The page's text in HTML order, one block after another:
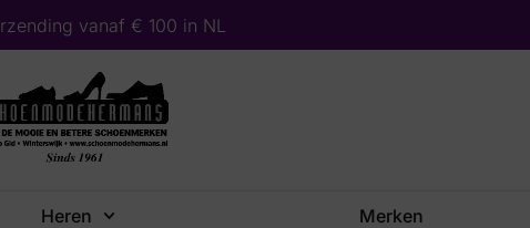
vanaf € 100 in NL
Heren Merken